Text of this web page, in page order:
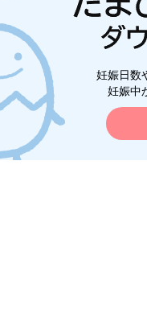
妊娠日数
妊娠中